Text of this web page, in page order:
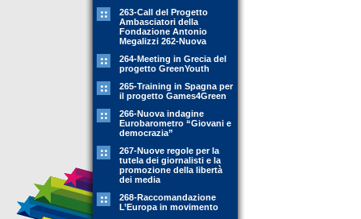
263-Call del Progetto
Ambasciatori della
Fondazione Antonio
Megalizzi 262-Nuova
264-Meeting in Grecia del
progetto GreenYouth
265-Training in Spagna per
il progetto Games4Green
266-Nuova indagine
Eurobarometro “Giovani e
democrazia”
267-Nuove regole per la
tutela dei giornalisti e la
promozione della libertà
dei media
268-Raccomandazione
L’Europa in movimento